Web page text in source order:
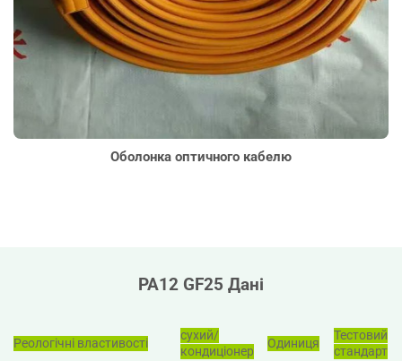
Оболонка оптичного кабелю
PA12 GF25 Дані
Реологічні властивості
сухий/
кондиціонер
Одиниця
Тестовий
стандарт